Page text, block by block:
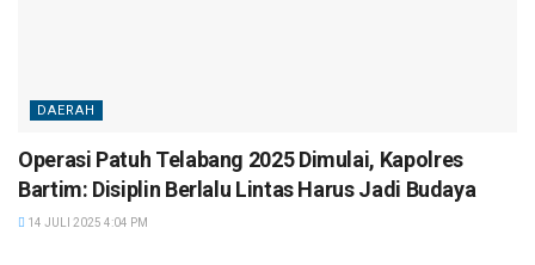
DAERAH
Operasi Patuh Telabang 2025 Dimulai, Kapolres
Bartim: Disiplin Berlalu Lintas Harus Jadi Budaya
14 JULI 2025 4:04 PM